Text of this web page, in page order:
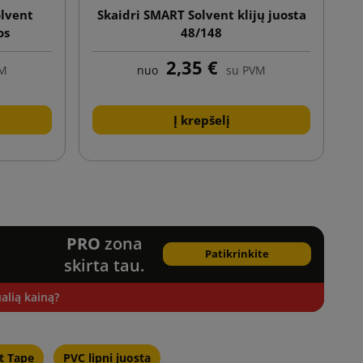
Skaidri SMART Solvent klijų juosta
48/148
nuo 2,35 € su PVM
Į krepšelį
PRO zona
skirta tau.
Patikrinkite
kainą?
Tape PVC lipni juosta